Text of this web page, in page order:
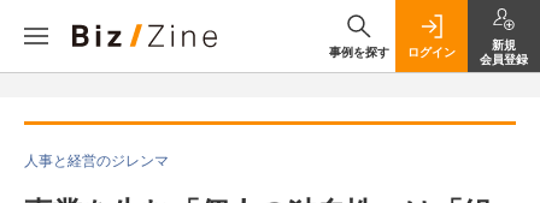
事例を探す ログイン
新規
会員登録
人事と経営のジレンマ